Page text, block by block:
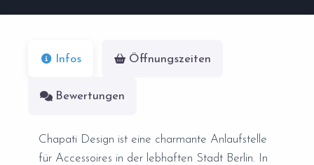
Infos Öffnungszeiten
Bewertungen
Chapati Design ist eine charmante Anlaufstelle
für Accessoires in der lebhaften Stadt Berlin. In